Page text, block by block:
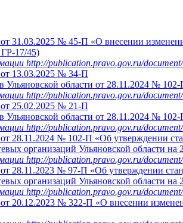
31.03.2025 № 45-П «О внесении
17/45)
http://publication.pravo.gov.ru/
от 13.03.2025 № 34-П
области от 28.11.2024 №
http://publication.pravo.gov.ru/
от 25.02.2025 № 21-П
области от 28.11.2024 №
http://publication.pravo.gov.ru/
28.11.2024 № 102-П «Об утверждении
организаций Ульяновской области
http://publication.pravo.gov.ru/
28.11.2023 № 97-П «Об утверждении
организаций Ульяновской области на
http://publication.pravo.gov.ru/
20.12.2023 № 322-П «О внесении